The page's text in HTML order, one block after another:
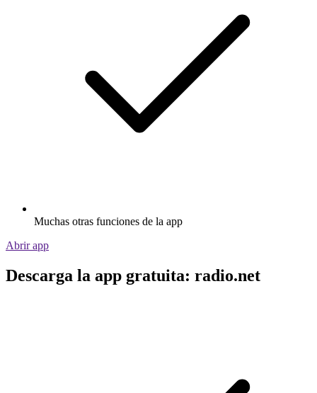
Muchas otras funciones de la app
Abrir app
Descarga la app gratuita: radio.net